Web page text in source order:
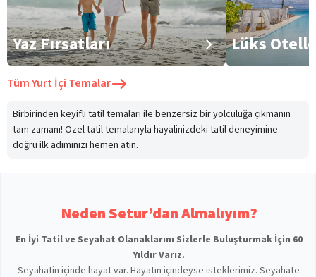
Yaz Fırsatları Lüks
TümYurt İçi Temalar
Birbirinden keyifli tatil temaları ile benzersiz bir yolculuğa çıkmanın
tam zamanı! Özel tatil temalarıyla hayalinizdeki tatil deneyimine
doğru ilk adımınızı hemen atın.
Neden Setur’dan Almalıyım?
En İyi Tatil ve Seyahat Olanaklarını Sizlerle Buluşturmak İçin 60
Yıldır Varız.
Seyahatin içinde hayat var. Hayatın içindeyse isteklerimiz. Seyahate